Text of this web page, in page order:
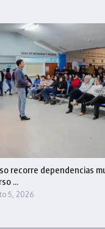
recorre dependencias
...
5, 2026